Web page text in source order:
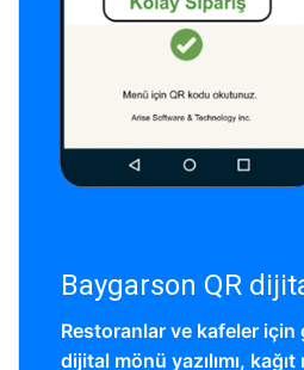
Baygarson QR
Restoranlar ve kafeler
dijital mönü yazılımı,